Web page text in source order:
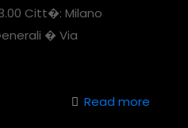
Citt�: Milano
� Via
Read more